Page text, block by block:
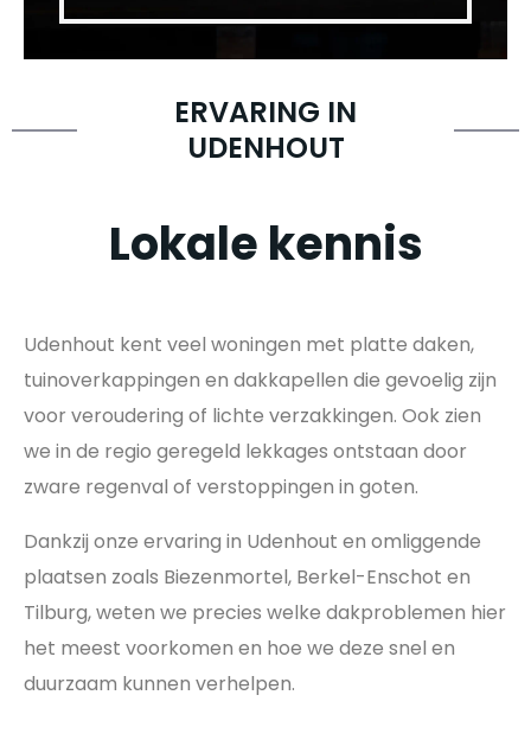
ERVARING IN
UDENHOUT
Lokale kennis
Udenhout kent veel woningen met platte daken,
tuinoverkappingen en dakkapellen die gevoelig zijn
voor veroudering of lichte verzakkingen. Ook zien
we in de regio geregeld lekkages ontstaan door
zware regenval of verstoppingen in goten.
Dankzij onze ervaring in Udenhout en omliggende
plaatsen zoals Biezenmortel, Berkel-Enschot en
Tilburg, weten we precies welke dakproblemen hier
het meest voorkomen en hoe we deze snel en
duurzaam kunnen verhelpen.